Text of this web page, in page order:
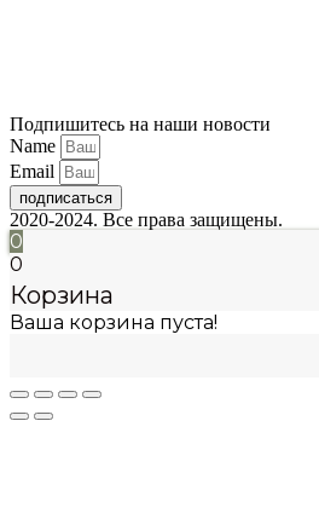
Подпишитесь на наши новости
Name
Email
подписаться
2020-2024. Все права защищены.
0
0
Корзина
Ваша корзина пуста!